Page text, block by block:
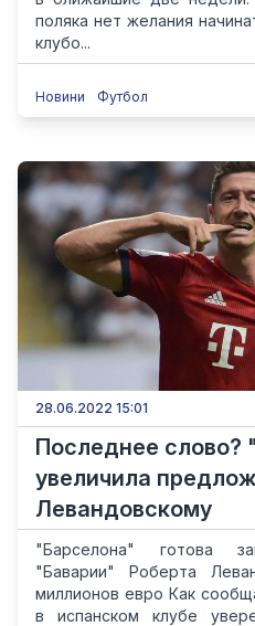
поляка нет желания
клубо...
Новини Футбол
28.06.2022 15:01
Последнее слово?
увеличила
Левандовскому
"Барселона" готова
"Баварии" Роберта
миллионов евро Как
в испанском клубе